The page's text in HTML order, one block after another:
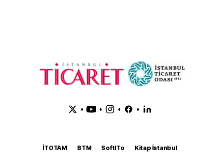
• • • •
İTOTAM BTM SoftITo
Kitap İstanbul